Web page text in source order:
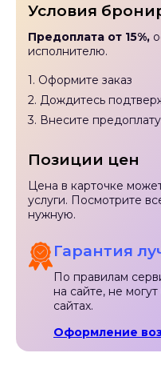
Условия
Предоплата от 15%,
исполнителю.
1. Оформите заказ
2. Дождитесь
3. Внесите предоплату
Позиции цен
Цена в карточке
услуги. Посмотрите
нужную.
Гарантия
По правилам
на сайте, не
сайтах.
Оформление